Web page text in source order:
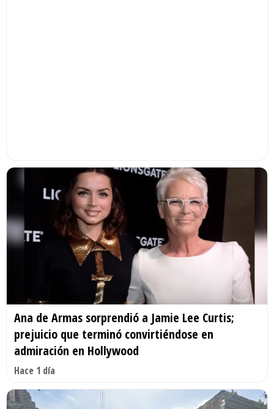
Ana de Armas sorprendió a Jamie Lee Curtis;
prejuicio que terminó convirtiéndose en
admiración en Hollywood
Hace 1 día